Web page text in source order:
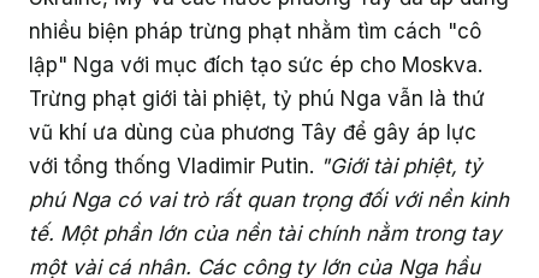
Bán lẻ
Tài chính - Ngân hàng
Dịch vụ - Tư vấn
Công nghệ
Giáo dục
Khám phá thêm
nhiều biện pháp trừng phạt nhằm tìm cách "cô
lập" Nga với mục đích tạo sức ép cho Moskva.
Trừng phạt giới tài phiệt, tỷ phú Nga vẫn là thứ
vũ khí ưa dùng của phương Tây để gây áp lực
với tổng thống Vladimir Putin. "Giới tài phiệt, tỷ
phú Nga có vai trò rất quan trọng đối với nền kinh
tế. Một phần lớn của nền tài chính nằm trong tay
một vài cá nhân. Các công ty lớn của Nga hầu